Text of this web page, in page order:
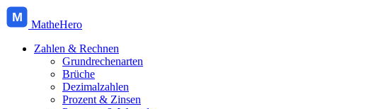
M
MatheHero
Zahlen & Rechnen
Grundrechenarten
Brüche
Dezimalzahlen
Prozent & Zinsen